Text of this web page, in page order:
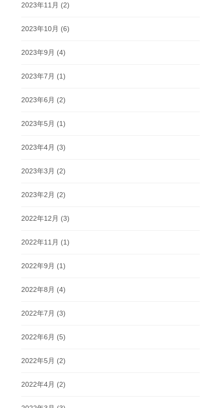
2023年11月 (2)
2023年10月 (6)
2023年9月 (4)
2023年7月 (1)
2023年6月 (2)
2023年5月 (1)
2023年4月 (3)
2023年3月 (2)
2023年2月 (2)
2022年12月 (3)
2022年11月 (1)
2022年9月 (1)
2022年8月 (4)
2022年7月 (3)
2022年6月 (5)
2022年5月 (2)
2022年4月 (2)